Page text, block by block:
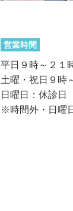
営業時間
平日９時～２１
土曜・祝日９時
日曜日：休診日
※時間外・日曜